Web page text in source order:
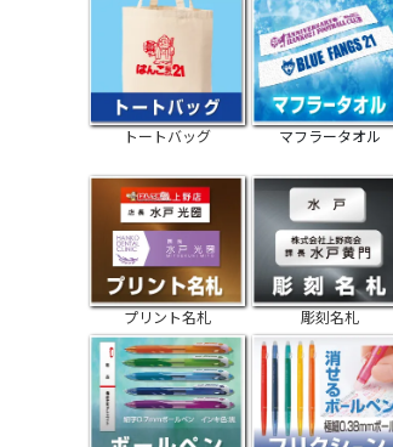
トートバッグ マフラータオル
プリント名札 彫刻名札